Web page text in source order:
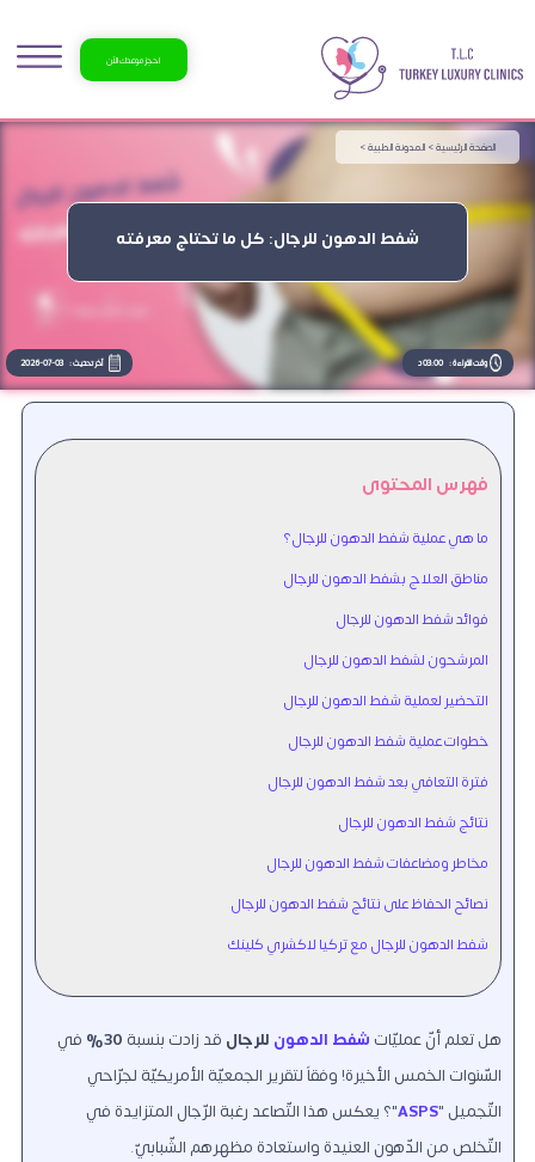
احجز موعدك الآن
شفط الدهون للرجال: كل ما تحتاج معرفته
الصفحة الرئيسية >المدونة الطبية >
وقت القراءة : 03:00 د آخر تحديث : 2026-07-03
فهرس المحتوى
ما هي عملية شفط الدهون للرجال؟
مناطق العلاج بشفط الدهون للرجال
فوائد شفط الدهون للرجال
المرشحون لشفط الدهون للرجال
التحضير لعملية شفط الدهون للرجال
خطوات عملية شفط الدهون للرجال
فترة التعافي بعد شفط الدهون للرجال
نتائج شفط الدهون للرجال
مخاطر ومضاعفات شفط الدهون للرجال
نصائح الحفاظ على نتائج شفط الدهون للرجال
شفط الدهون للرجال مع تركيا لاكشري كلينك
هل تعلم أنّ عمليّات شفط الدهون للرجال قد زادت بنسبة 30%
في
السّنوات الخمس الأخيرة! وفقاً لتقرير الجمعيّة الأمريكيّة لجرّاحي
التّجميل "ASPS"؟ يعكس هذا التّصاعد رغبة الرّجال المتزايدة في
التّخلص من الدّهون العنيدة واستعادة مظهرهم الشّبابيّ.